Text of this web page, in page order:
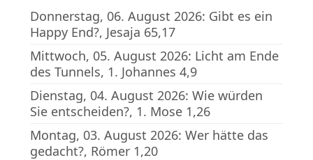
Donnerstag, 06. August 2026: Gibt es ein
Happy End?, Jesaja 65,17
Mittwoch, 05. August 2026: Licht am Ende
des Tunnels, 1. Johannes 4,9
Dienstag, 04. August 2026: Wie würden
Sie entscheiden?, 1. Mose 1,26
Montag, 03. August 2026: Wer hätte das
gedacht?, Römer 1,20